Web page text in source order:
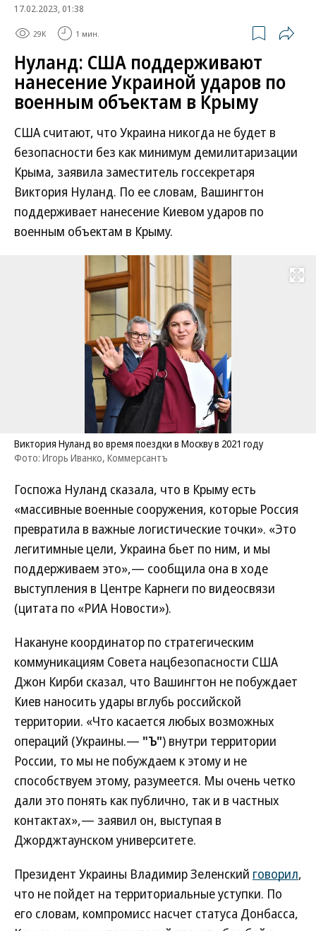
17.02.2023, 01:38
29K 1 мин.
Нуланд: США поддерживают
нанесение Украиной ударов по
военным объектам в Крыму
США считают, что Украина никогда не будет в
безопасности без как минимум демилитаризации
Крыма, заявила заместитель госсекретаря
Виктория Нуланд. По ее словам, Вашингтон
поддерживает нанесение Киевом ударов по
военным объектам в Крыму.
Развернуть
Виктория Нуланд во время поездки в Москву в 2021 году
Фото: Игорь Иванко, Коммерсантъ
Госпожа Нуланд сказала, что в Крыму есть
«массивные военные сооружения, которые Россия
превратила в важные логистические точки». «Это
легитимные цели, Украина бьет по ним, и мы
поддерживаем это»,— сообщила она в ходе
выступления в Центре Карнеги по видеосвязи
(цитата по «РИА Новости»).
Накануне координатор по стратегическим
коммуникациям Совета нацбезопасности США
Джон Кирби сказал, что Вашингтон не побуждает
Киев наносить удары вглубь российской
территории. «Что касается любых возможных
операций (Украины.— "Ъ") внутри территории
России, то мы не побуждаем к этому и не
способствуем этому, разумеется. Мы очень четко
дали это понять как публично, так и в частных
контактах»,— заявил он, выступая в
Джорджтаунском университете.
Президент Украины Владимир Зеленский говорил,
что не пойдет на территориальные уступки. По
его словам, компромисс насчет статуса Донбасса,